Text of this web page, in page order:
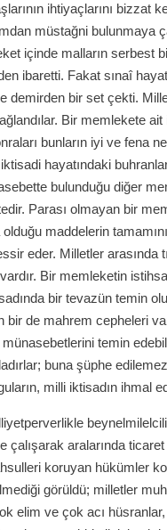
ihtiyaçlarını bizzat
müstağni bulunmaya
içinde malların serbest
ibaretti. Fakat sınaî
demirden bir set çekti.
Bir memlekete
bunların iyi ve fena
hayatındaki
bulunduğu diğer
Parası olmayan bir
maddelerin
eder. Milletler arasında
Bir memleketin
bir tevazün temin
de mahrem cepheleri
temin
buna şüphe
milli iktisadın ihmal
çalışarak aralarında
koruyan hükümler
görüldü; milletler
elim ve çok acı hüsranlar,